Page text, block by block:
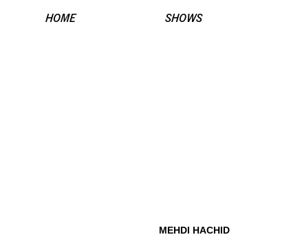
HOME SHOWS
MEHDI HACHID